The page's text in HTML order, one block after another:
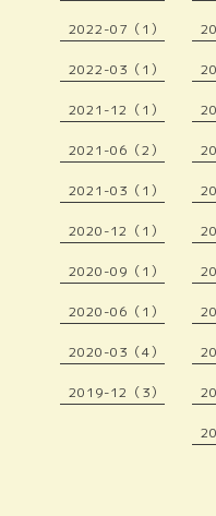
2022-07（1）
2022-03（1）
2021-12（1）
2021-06（2）
2021-03（1）
2020-12（1）
2020-09（1）
2020-06（1）
2020-03（4）
2019-12（3）